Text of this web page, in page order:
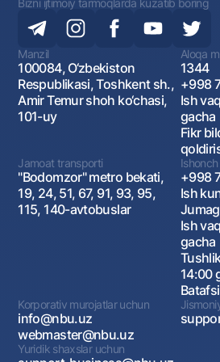
Bizni ijtimoiy tarmoqlarda kuzatib boring
Manzil
100084, O‘zbekiston
Respublikasi, Toshkent sh.,
Amir Temur shoh ko‘chasi,
101-uy
Aloqa
1344
+998
Ish
gacha
Fikr
Jamoat transporti
"Bodomzor" metro bekati,
19, 24, 51, 67, 91, 93, 95,
115, 140-avtobuslar
+998
Ish
Ish
gacha
14:00
Korporativ murojatlar uchun
info@nbu.uz
webmaster@nbu.uz
Yuridik shaxslar uchun